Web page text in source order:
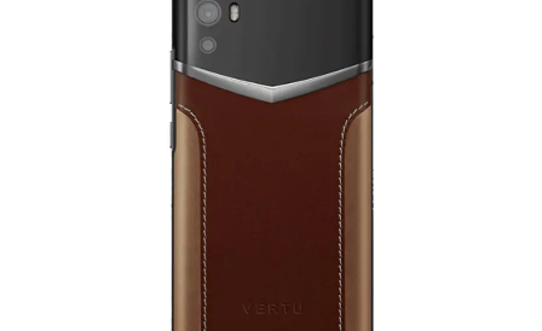
(miễn phí)
(Giờ làm việc: 08h00 - 21h00)